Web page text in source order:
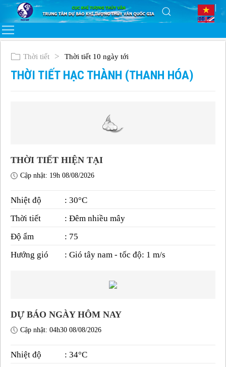
Thời tiết Thời tiết 10 ngày tới
THỜI TIẾT HẠC THÀNH (THANH HÓA)
THỜI TIẾT HIỆN TẠI
Cập nhật: 19h 08/08/2026
Nhiệt độ
: 30°C
Thời tiết
: Đêm nhiều mây
Độ ẩm
: 75
Hướng gió
: Gió tây nam - tốc độ: 1 m/s
DỰ BÁO NGÀY HÔM NAY
Cập nhật: 04h30 08/08/2026
Nhiệt độ
: 34°C